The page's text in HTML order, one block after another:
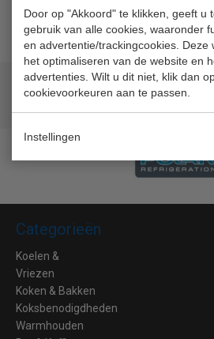
Door op "Akkoord" te klikken, geeft u
gebruik van alle cookies, waaronder
en advertentie/trackingcookies. Deze
het optimaliseren van de website en
advertenties. Wilt u dit niet, klik dan
cookievoorkeuren aan te passen.
Instellingen
afvoer.
Geld terug prijsgarantie
Categorieën
Koelen &
Vriezen
Koken & Bakken
Koksbenodigdheden
Warmhouden